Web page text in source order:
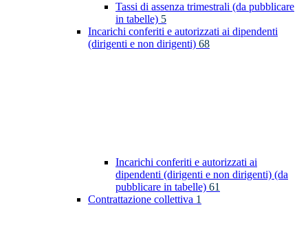
Tassi di assenza trimestrali (da pubblicare
in tabelle) 5
Incarichi conferiti e autorizzati ai dipendenti
(dirigenti e non dirigenti) 68
Incarichi conferiti e autorizzati ai
dipendenti (dirigenti e non dirigenti) (da
pubblicare in tabelle) 61
Contrattazione collettiva 1